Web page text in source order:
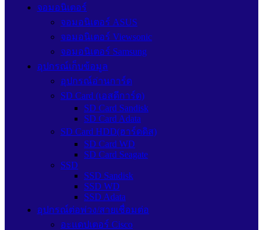
จอมอนิเตอร์
จอมอนิเตอร์ ASUS
จอมอนิเตอร์ Viewsonic
จอมอนิเตอร์ Samsung
อุปกรณ์เก็บข้อมูล
อุปกรณ์อ่านการ์ด
SD Card (เอสดีการ์ด)
SD Card Sandisk
SD Card Adata
SD Card HDD(ฮาร์ดดิส)
SD Card WD
SD Card Seagate
SSD
SSD Sandisk
SSD WD
SSD Adata
อุปกรณ์ต่อพ่วง/สายเชื่อมต่อ
อะแดปเตอร์ Cisco